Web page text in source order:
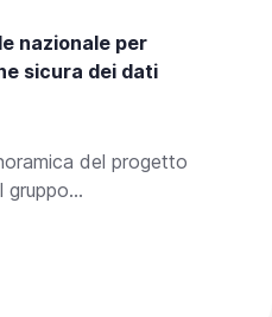
nazionale per
sicura dei dati
del progetto